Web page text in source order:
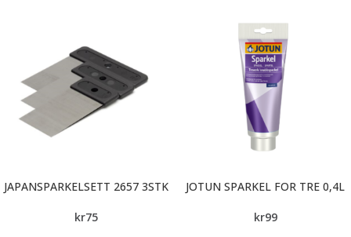
JAPANSPARKELSETT 2657 3STK
kr75
JOTUN SPARKEL FOR TRE 0,4L
kr99